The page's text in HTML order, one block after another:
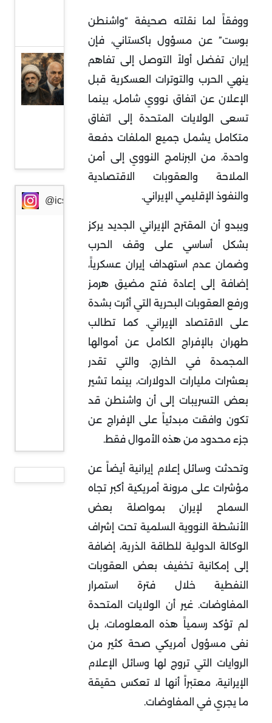
ووفقاً لما نقلته صحيفة “واشنطن
بوست” عن مسؤول باكستاني، فإن
إيران تفضل أولاً التوصل إلى تفاهم
ينهي الحرب والتوترات العسكرية قبل
الإعلان عن اتفاق نووي شامل، بينما
تسعى الولايات المتحدة إلى اتفاق
متكامل يشمل جميع الملفات دفعة
واحدة، من البرنامج النووي إلى أمن
الملاحة والعقوبات الاقتصادية
والنفوذ الإقليمي الإيراني.
ويبدو أن المقترح الإيراني الجديد يركز
بشكل أساسي على وقف الحرب
وضمان عدم استهداف إيران عسكرياً،
إضافة إلى إعادة فتح مضيق هرمز
ورفع العقوبات البحرية التي أثرت بشدة
على الاقتصاد الإيراني. كما تطالب
طهران بالإفراج الكامل عن أموالها
المجمدة في الخارج، والتي تقدر
بعشرات مليارات الدولارات، بينما تشير
بعض التسريبات إلى أن واشنطن قد
تكون وافقت مبدئياً على الإفراج عن
جزء محدود من هذه الأموال فقط.
وتحدثت وسائل إعلام إيرانية أيضاً عن
مؤشرات على مرونة أمريكية أكبر تجاه
السماح لإيران بمواصلة بعض
الأنشطة النووية السلمية تحت إشراف
الوكالة الدولية للطاقة الذرية، إضافة
إلى إمكانية تخفيف بعض العقوبات
النفطية خلال فترة استمرار
المفاوضات. غير أن الولايات المتحدة
لم تؤكد رسمياً هذه المعلومات، بل
نفى مسؤول أمريكي صحة كثير من
الروايات التي تروج لها وسائل الإعلام
الإيرانية، معتبراً أنها لا تعكس حقيقة
ما يجري في المفاوضات.
وإسرائيل
حزب الله:
تشدد
تفاوضي
في ظل
تصاعد
المواجهة
@icssresearch